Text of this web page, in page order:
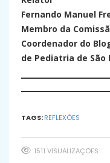
Fernando Manuel
Membro da
Coordenador do
de Pediatria de São
TAGS:REFLEXÕES
1511 VISUALIZAÇÕES